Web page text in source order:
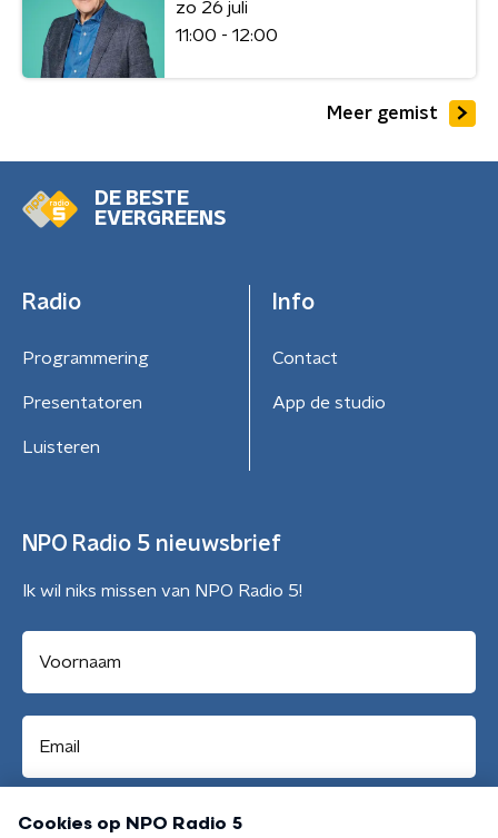
zo 26 juli
11:00 - 12:00
Meer gemist
DE BESTE
EVERGREENS
Radio
Programmering
Presentatoren
Luisteren
Info
Contact
App de studio
NPO Radio 5 nieuwsbrief
Ik wil niks missen van NPO Radio 5!
Aanmelden